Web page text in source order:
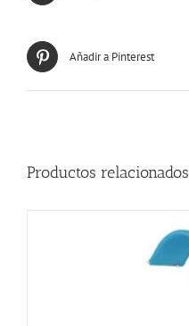
Añadir a Pinterest
Productos relacionados